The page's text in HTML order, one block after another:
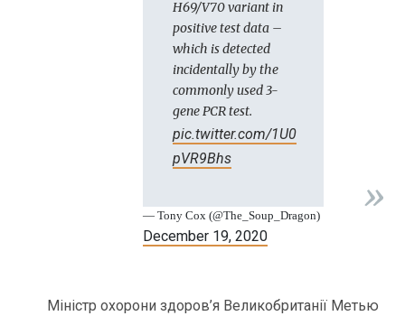
H69/V70 variant in
positive test data –
which is detected
incidentally by the
commonly used 3-
gene PCR test.
pic.twitter.com/1U0
pVR9Bhs
— Tony Cox (@The_Soup_Dragon)
December 19, 2020
Міністр охорони здоров’я Великобританії Метью